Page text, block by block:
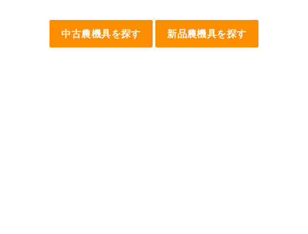
中古農機具を探す 新品農機具を探す